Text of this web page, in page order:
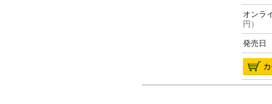
オン
円）
発売日